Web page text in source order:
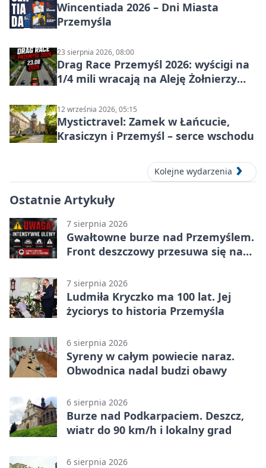
Wincentiada 2026 – Dni Miasta
Przemyśla
23 sierpnia 2026, 08:00
Drag Race Przemyśl 2026: wyścigi na
1/4 mili wracają na Aleję Żołnierzy
12 września 2026, 05:15
Mystictravel: Zamek w Łańcucie,
Krasiczyn i Przemyśl – serce wschodu
Kolejne wydarzenia
Ostatnie Artykuły
7 sierpnia 2026
Gwałtowne burze nad Przemyślem.
Front deszczowy przesuwa się na
7 sierpnia 2026
Ludmiła Kryczko ma 100 lat. Jej
życiorys to historia Przemyśla
6 sierpnia 2026
Syreny w całym powiecie naraz.
Obwodnica nadal budzi obawy
6 sierpnia 2026
Burze nad Podkarpaciem. Deszcz,
wiatr do 90 km/h i lokalny grad
6 sierpnia 2026